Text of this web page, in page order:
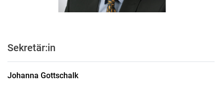
Sekretär:in
Johanna Gottschalk